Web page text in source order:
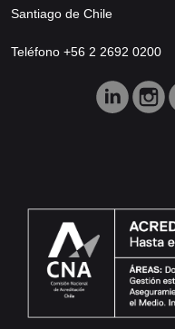
Santiago de Chile
Teléfono +56 2 2692 0200